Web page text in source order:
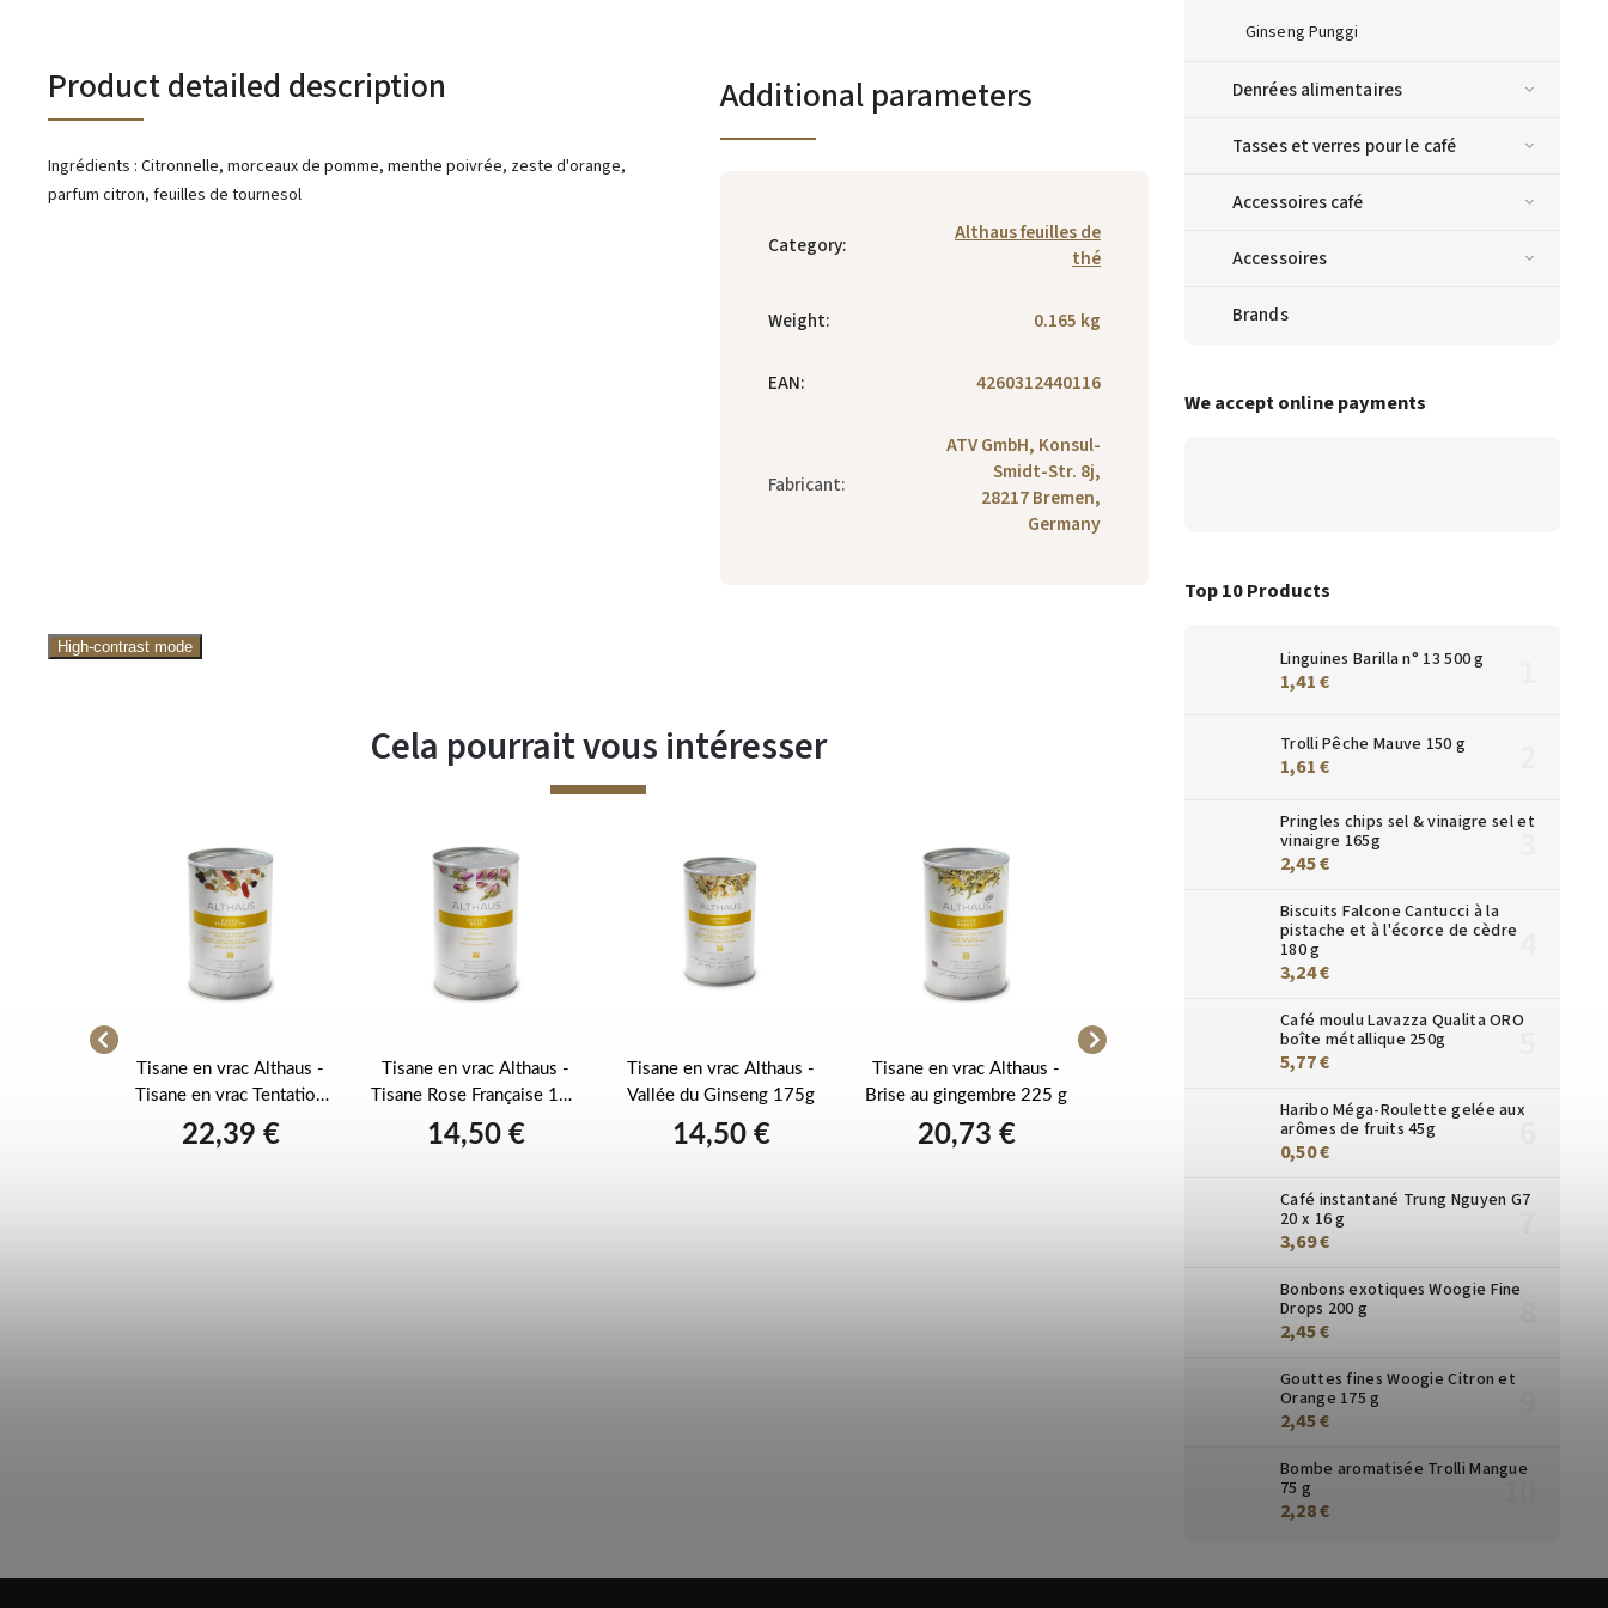
Ginseng Punggi
Denrées alimentaires
Tasses et verres pour le café
Accessoires café
Accessoires
Brands
We accept online payments
Top 10 Products
Linguines Barilla n° 13 500 g
1,41 €
Trolli Pêche Mauve 150 g
1,61 €
Pringles chips sel & vinaigre sel et
vinaigre 165g
2,45 €
Biscuits Falcone Cantucci à la
pistache et à l'écorce de cèdre
180 g
3,24 €
Café moulu Lavazza Qualita ORO
boîte métallique 250g
5,77 €
Haribo Méga-Roulette gelée aux
arômes de fruits 45g
0,50 €
Café instantané Trung Nguyen G7
20 x 16 g
3,69 €
Bonbons exotiques Woogie Fine
Drops 200 g
2,45 €
Gouttes fines Woogie Citron et
Orange 175 g
2,45 €
Bombe aromatisée Trolli Mangue
75 g
2,28 €
Product detailed description
Ingrédients : Citronnelle, morceaux de pomme, menthe poivrée, zeste d'orange,
parfum citron, feuilles de tournesol
Additional parameters
Category:
Althaus feuilles de
thé
Weight: 0.165 kg
EAN: 4260312440116
Fabricant:
ATV GmbH, Konsul-
Smidt-Str. 8j,
28217 Bremen,
Germany
High-contrast mode
Cela pourrait vous intéresser
Tisane en vrac Althaus -
Tisane en vrac Tentation
aux herbes 175 g
22,39 €
Tisane en vrac Althaus -
Tisane Rose Française 100
g
14,50 €
Tisane en vrac Althaus -
Vallée du Ginseng 175g
14,50 €
Tisane en vrac Althaus -
Brise au gingembre 225 g
20,73 €
Tisane en vrac Althaus -
Thé en vrac 250 g
24,88 €